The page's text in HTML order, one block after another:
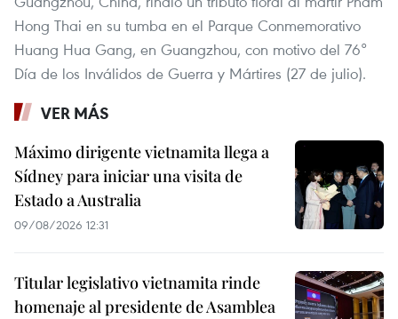
Hong Thai en su tumba en el Parque Conmemorativo
Huang Hua Gang, en Guangzhou, con motivo del 76°
Día de los Inválidos de Guerra y Mártires (27 de julio).
VER MÁS
Máximo dirigente vietnamita llega a
Sídney para iniciar una visita de
Estado a Australia
09/08/2026 12:31
Titular legislativo vietnamita rinde
homenaje al presidente de Asamblea